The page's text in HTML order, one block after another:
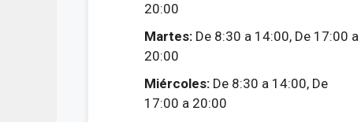
20:00
Martes: De 8:30 a 14:00, De 17:00 a
20:00
Miércoles: De 8:30 a 14:00, De
17:00 a 20:00